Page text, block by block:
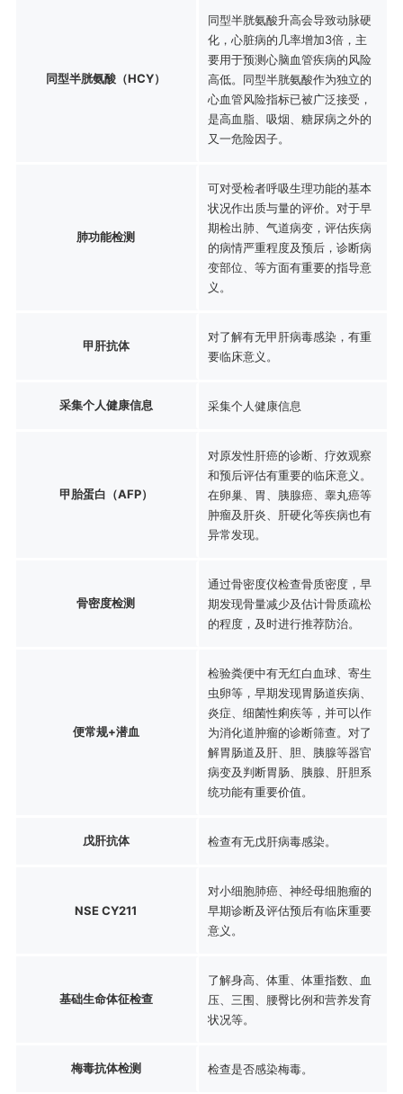
同型半胱氨酸（HCY）
同型半胱氨酸升高会导致动脉硬
化，心脏病的几率增加3倍，主
要用于预测心脑血管疾病的风险
高低。同型半胱氨酸作为独立的
心血管风险指标已被广泛接受，
是高血脂、吸烟、糖尿病之外的
又一危险因子。
肺功能检测
可对受检者呼吸生理功能的基本
状况作出质与量的评价。对于早
期检出肺、气道病变，评估疾病
的病情严重程度及预后，诊断病
变部位、等方面有重要的指导意
义。
甲肝抗体
对了解有无甲肝病毒感染，有重
要临床意义。
采集个人健康信息 采集个人健康信息
甲胎蛋白（AFP）
对原发性肝癌的诊断、疗效观察
和预后评估有重要的临床意义。
在卵巢、胃、胰腺癌、睾丸癌等
肿瘤及肝炎、肝硬化等疾病也有
异常发现。
骨密度检测
通过骨密度仪检查骨质密度，早
期发现骨量减少及估计骨质疏松
的程度，及时进行推荐防治。
便常规+潜血
检验粪便中有无红白血球、寄生
虫卵等，早期发现胃肠道疾病、
炎症、细菌性痢疾等，并可以作
为消化道肿瘤的诊断筛查。对了
解胃肠道及肝、胆、胰腺等器官
病变及判断胃肠、胰腺、肝胆系
统功能有重要价值。
戊肝抗体 检查有无戊肝病毒感染。
NSE CY211
对小细胞肺癌、神经母细胞瘤的
早期诊断及评估预后有临床重要
意义。
基础生命体征检查
了解身高、体重、体重指数、血
压、三围、腰臀比例和营养发育
状况等。
梅毒抗体检测 检查是否感染梅毒。